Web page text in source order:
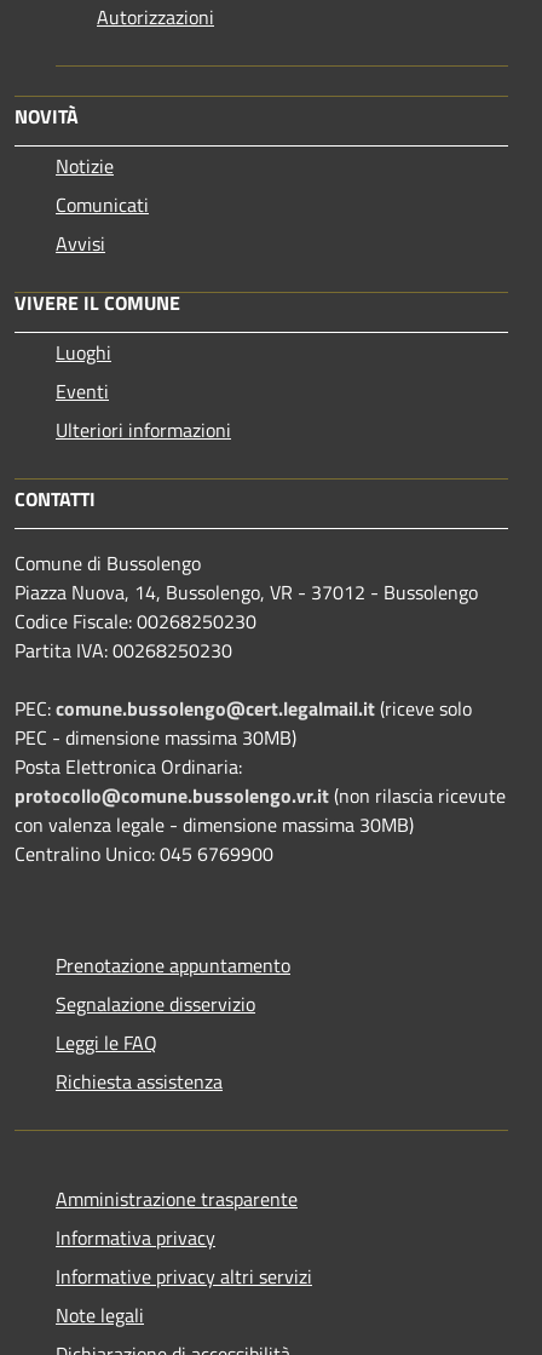
Autorizzazioni
NOVITÀ
Notizie
Comunicati
Avvisi
VIVERE IL COMUNE
Luoghi
Eventi
Ulteriori informazioni
CONTATTI
Comune di Bussolengo
Piazza Nuova, 14, Bussolengo, VR - 37012 - Bussolengo
Codice Fiscale: 00268250230
Partita IVA: 00268250230
PEC:comune.bussolengo@cert.legalmail.it(riceve solo
PEC - dimensione massima 30MB)
Posta Elettronica Ordinaria:
protocollo@comune.bussolengo.vr.it(non rilascia ricevute
con valenza legale - dimensione massima 30MB)
Centralino Unico: 045 6769900
Prenotazione appuntamento
Segnalazione disservizio
Leggi le FAQ
Richiesta assistenza
Amministrazione trasparente
Informativa privacy
Informative privacy altri servizi
Note legali